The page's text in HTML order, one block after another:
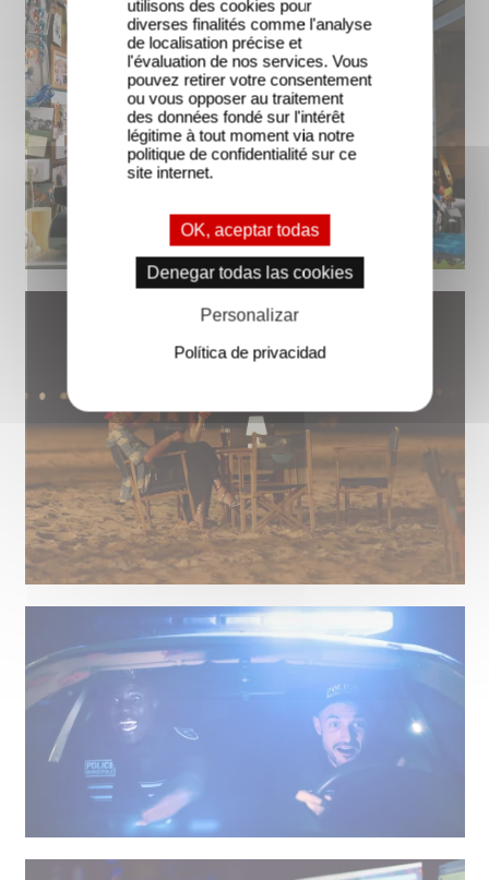
utilisons des cookies pour
diverses finalités comme l'analyse
de localisation précise et
l'évaluation de nos services. Vous
pouvez retirer votre consentement
ou vous opposer au traitement
des données fondé sur l'intérêt
légitime à tout moment via notre
politique de confidentialité sur ce
site internet.
OK, aceptar todas
Denegar todas las cookies
Personalizar
Política de privacidad